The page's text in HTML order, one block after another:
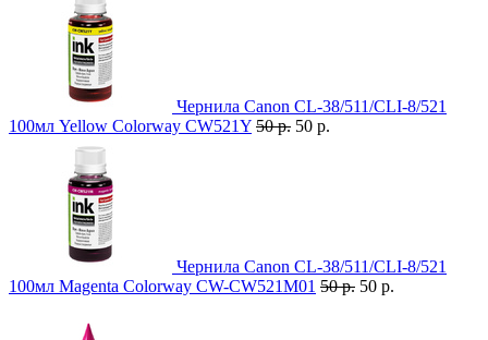
Чернила Canon CL-38/511/CLI-8/521
100мл Yellow Colorway CW521Y 50 р. 50 р.
Чернила Canon CL-38/511/CLI-8/521
100мл Magenta Colorway CW-CW521M01 50 р. 50 р.